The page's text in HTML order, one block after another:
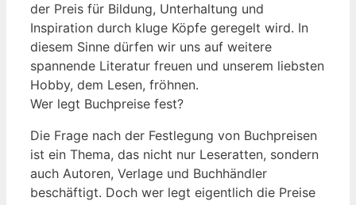
der Preis für Bildung, Unterhaltung und
Inspiration durch kluge Köpfe geregelt wird. In
diesem Sinne dürfen wir uns auf weitere
spannende Literatur freuen und unserem liebsten
Hobby, dem Lesen, fröhnen.
Wer legt Buchpreise fest?
Die ⁤Frage nach⁣ der Festlegung von⁣ Buchpreisen
ist ein ⁤Thema, das nicht nur Leseratten, sondern
auch‌ Autoren, Verlage und Buchhändler
beschäftigt. ​Doch wer legt eigentlich‌ die Preise